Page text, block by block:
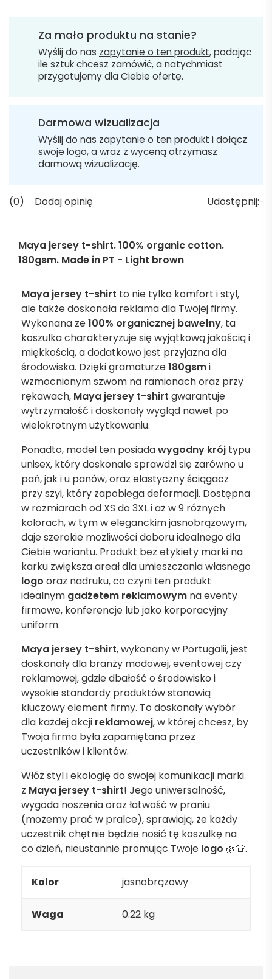
Za mało produktu na stanie?
Wyślij do nas zapytanie o ten produkt, podając
ile sztuk chcesz zamówić, a natychmiast
przygotujemy dla Ciebie ofertę.
Darmowa wizualizacja
Wyślij do nas zapytanie o ten produkt i dołącz
swoje logo, a wraz z wyceną otrzymasz
darmową wizualizację.
(0) Dodaj opinię Udostępnij:
Maya jersey t-shirt. 100% organic cotton.
180gsm. Made in PT - Light brown
Maya jersey t-shirt to nie tylko komfort i styl,
ale także doskonała reklama dla Twojej firmy.
Wykonana ze100% organicznej bawełny, ta
koszulka charakteryzuje się wyjątkową jakością i
miękkością, a dodatkowo jest przyjazna dla
środowiska. Dzięki gramaturze180gsmi
wzmocnionym szwom na ramionach oraz przy
rękawach, Maya jersey t-shirt gwarantuje
wytrzymałość i doskonały wygląd nawet po
wielokrotnym użytkowaniu.
Ponadto, model ten posiadawygodny krój typu
unisex, który doskonale sprawdzi się zarówno u
pań, jak i u panów, oraz elastyczny ściągacz
przy szyi, który zapobiega deformacji. Dostępna
w rozmiarach od XS do 3XL i aż w 9 różnych
kolorach, w tym w eleganckim jasnobrązowym,
daje szerokie możliwości doboru idealnego dla
Ciebie wariantu. Produkt bez etykiety marki na
karku zwiększa areał dla umieszczania własnego
logo oraz nadruku, co czyni ten produkt
idealnym gadżetem reklamowym na eventy
firmowe, konferencje lub jako korporacyjny
uniform.
Maya jersey t-shirt, wykonany w Portugalii, jest
doskonały dla branży modowej, eventowej czy
reklamowej, gdzie dbałość o środowisko i
wysokie standardy produktów stanowią
kluczowy element firmy. To doskonały wybór
dla każdej akcji reklamowej, w której chcesz, by
Twoja firma była zapamiętana przez
uczestników i klientów.
Włóż styl i ekologię do swojej komunikacji marki
z Maya jersey t-shirt! Jego uniwersalność,
wygoda noszenia oraz łatwość w praniu
(możemy prać w pralce), sprawiają, że każdy
uczestnik chętnie będzie nosić tę koszulkę na
co dzień, nieustannie promując Twoje logo 🌿👕.
Kolor jasnobrązowy
Waga 0.22 kg